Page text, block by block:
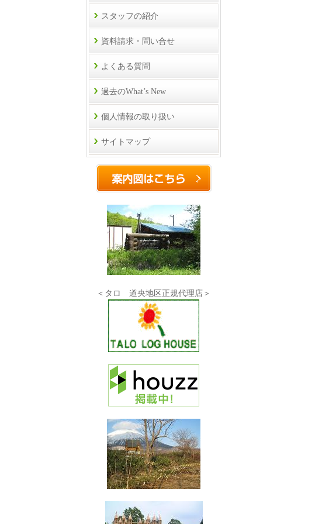
スタッフの紹介
資料請求・問い合せ
よくある質問
過去のWhat’s New
個人情報の取り扱い
サイトマップ
＜タロ 道央地区正規代理店＞